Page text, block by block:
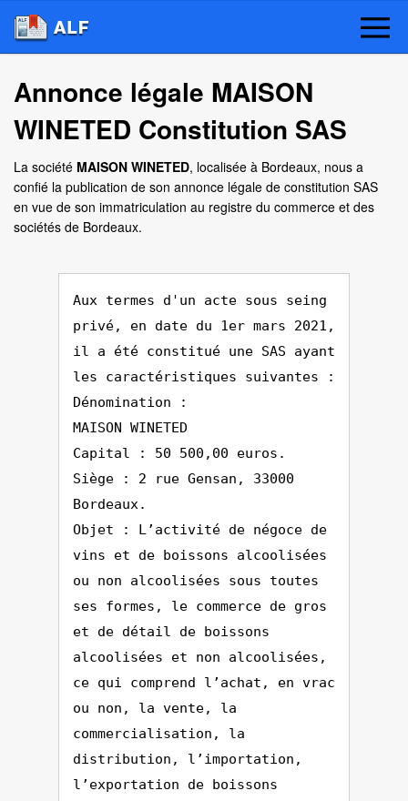
Annonce légale MAISON
WINETED Constitution SAS
La société MAISON WINETED, localisée à Bordeaux, nous a
confié la publication de son annonce légale de constitution SAS
en vue de son immatriculation au registre du commerce et des
sociétés de Bordeaux.
Aux termes d'un acte sous seing
privé, en date du 1er mars 2021,
il a été constitué une SAS ayant
les caractéristiques suivantes :
Dénomination :
MAISON WINETED
Capital : 50 500,00 euros.
Siège : 2 rue Gensan, 33000
Bordeaux.
Objet : L’activité de négoce de
vins et de boissons alcoolisées
ou non alcoolisées sous toutes
ses formes, le commerce de gros
et de détail de boissons
alcoolisées et non alcoolisées,
ce qui comprend l’achat, en vrac
ou non, la vente, la
commercialisation, la
distribution, l’importation,
l’exportation de boissons